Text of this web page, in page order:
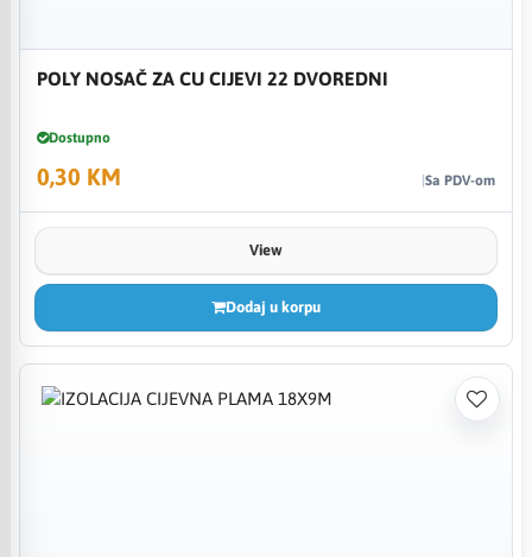
POLY NOSAČ ZA CU CIJEVI 22 DVOREDNI
Dostupno
0,30 KM Sa PDV-om
View
Dodaj u korpu